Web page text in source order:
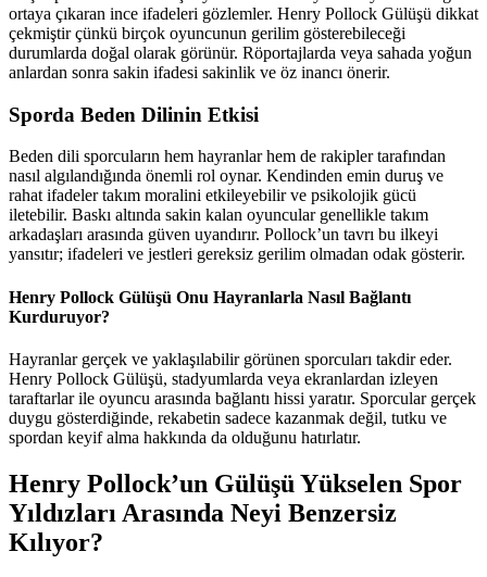
ortaya çıkaran ince ifadeleri gözlemler. Henry Pollock Gülüşü dikkat
çekmiştir çünkü birçok oyuncunun gerilim gösterebileceği
durumlarda doğal olarak görünür. Röportajlarda veya sahada yoğun
anlardan sonra sakin ifadesi sakinlik ve öz inancı önerir.
Sporda Beden Dilinin Etkisi
Beden dili sporcuların hem hayranlar hem de rakipler tarafından
nasıl algılandığında önemli rol oynar. Kendinden emin duruş ve
rahat ifadeler takım moralini etkileyebilir ve psikolojik gücü
iletebilir. Baskı altında sakin kalan oyuncular genellikle takım
arkadaşları arasında güven uyandırır. Pollock’un tavrı bu ilkeyi
yansıtır; ifadeleri ve jestleri gereksiz gerilim olmadan odak gösterir.
Henry Pollock Gülüşü Onu Hayranlarla Nasıl Bağlantı
Kurduruyor?
Hayranlar gerçek ve yaklaşılabilir görünen sporcuları takdir eder.
Henry Pollock Gülüşü, stadyumlarda veya ekranlardan izleyen
taraftarlar ile oyuncu arasında bağlantı hissi yaratır. Sporcular gerçek
duygu gösterdiğinde, rekabetin sadece kazanmak değil, tutku ve
spordan keyif alma hakkında da olduğunu hatırlatır.
Henry Pollock’un Gülüşü Yükselen Spor
Yıldızları Arasında Neyi Benzersiz
Kılıyor?